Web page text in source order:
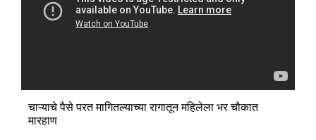
चाऱ्याचे पैसे परत मागितल्याच्या रागातून महिलेला भर चौकात
मारहाण